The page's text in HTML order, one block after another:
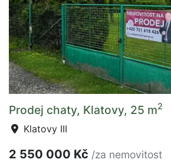
Prodej chaty, Klatovy, 25 m2
Klatovy III
2 550 000 Kč /za nemovitost